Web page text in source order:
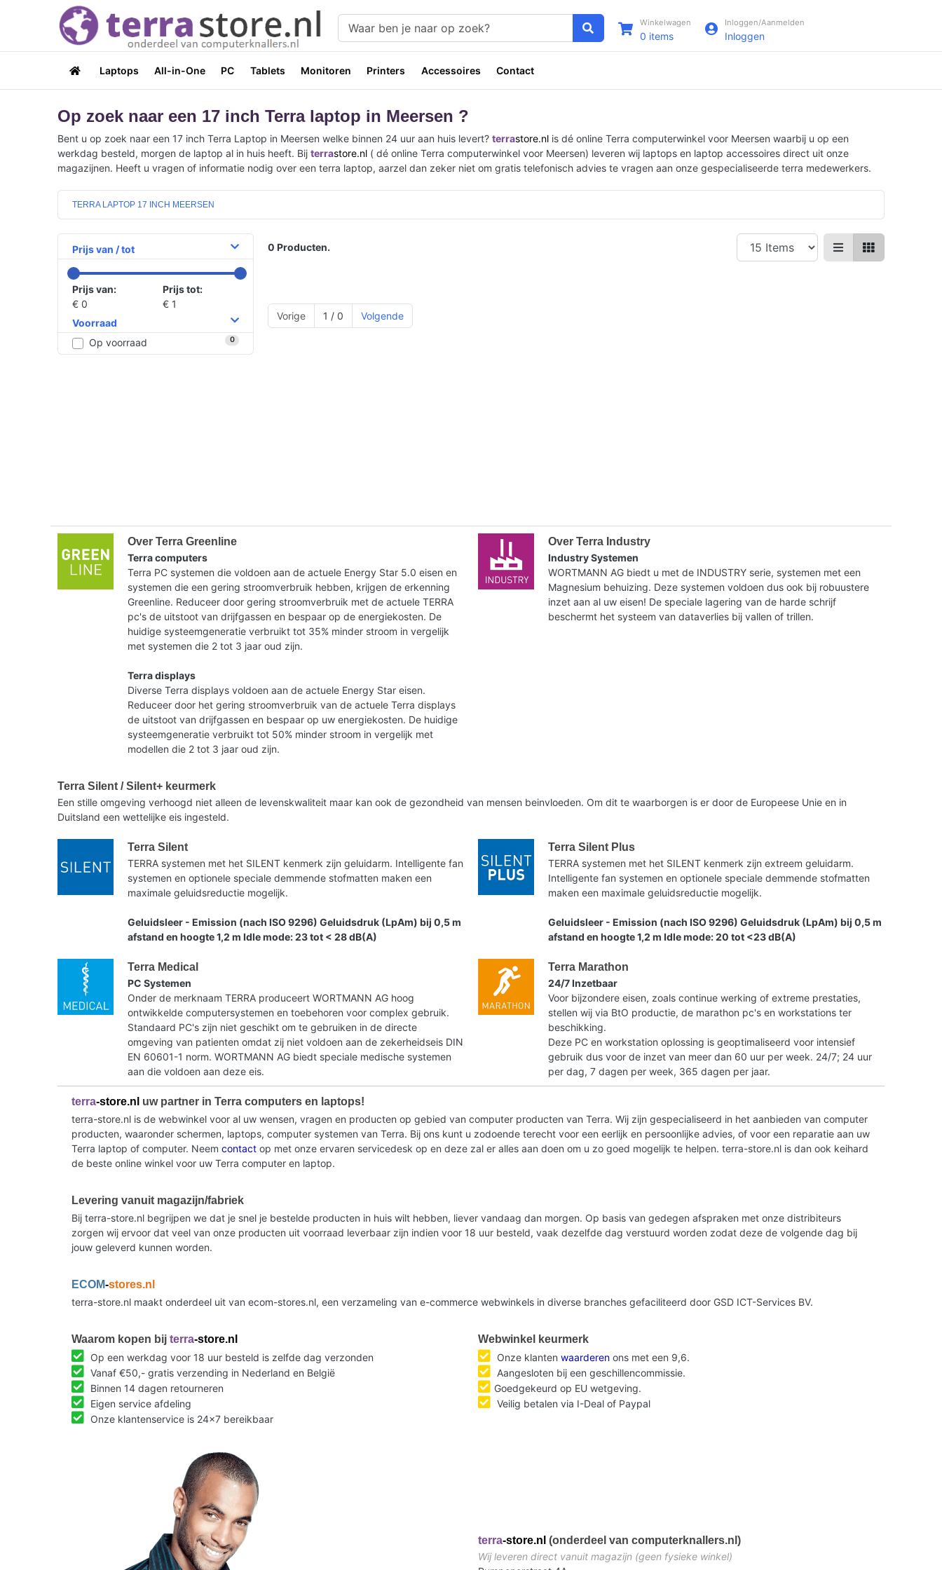
Winkelwagen
0 items
Inloggen/Aanmelden
Inloggen
Laptops All-in-One PC Tablets Monitoren Printers Accessoires Contact
Op zoek naar een 17 inch Terra laptop in Meersen ?
Bent u op zoek naar een 17 inch Terra Laptop in Meersen welke binnen 24 uur aan huis levert? terrastore.nl is dé online Terra computerwinkel voor Meersen waarbij u op een
werkdag besteld, morgen de laptop al in huis heeft. Bij terrastore.nl ( dé online Terra computerwinkel voor Meersen) leveren wij laptops en laptop accessoires direct uit onze
magazijnen. Heeft u vragen of informatie nodig over een terra laptop, aarzel dan zeker niet om gratis telefonisch advies te vragen aan onze gespecialiseerde terra medewerkers.
TERRA LAPTOP 17 INCH MEERSEN
Prijs van / tot
Prijs van:
€ 0
Prijs tot:
€ 1
Voorraad
Op voorraad
0
0 Producten.
Vorige 1 / 0 Volgende
Over Terra Greenline
Terra computers
Terra PC systemen die voldoen aan de actuele Energy Star 5.0 eisen en
systemen die een gering stroomverbruik hebben, krijgen de erkenning
Greenline. Reduceer door gering stroomverbruik met de actuele TERRA
pc's de uitstoot van drijfgassen en bespaar op de energiekosten. De
huidige systeemgeneratie verbruikt tot 35% minder stroom in vergelijk
met systemen die 2 tot 3 jaar oud zijn.
Terra displays
Diverse Terra displays voldoen aan de actuele Energy Star eisen.
Reduceer door het gering stroomverbruik van de actuele Terra displays
de uitstoot van drijfgassen en bespaar op uw energiekosten. De huidige
systeemgeneratie verbruikt tot 50% minder stroom in vergelijk met
modellen die 2 tot 3 jaar oud zijn.
Over Terra Industry
Industry Systemen
WORTMANN AG biedt u met de INDUSTRY serie, systemen met een
Magnesium behuizing. Deze systemen voldoen dus ook bij robuustere
inzet aan al uw eisen! De speciale lagering van de harde schrijf
beschermt het systeem van dataverlies bij vallen of trillen.
Terra Silent / Silent+ keurmerk
Een stille omgeving verhoogd niet alleen de levenskwaliteit maar kan ook de gezondheid van mensen beinvloeden. Om dit te waarborgen is er door de Europeese Unie en in
Duitsland een wettelijke eis ingesteld.
Terra Silent
TERRA systemen met het SILENT kenmerk zijn geluidarm. Intelligente fan
systemen en optionele speciale demmende stofmatten maken een
maximale geluidsreductie mogelijk.
Geluidsleer - Emission (nach ISO 9296) Geluidsdruk (LpAm) bij 0,5 m
afstand en hoogte 1,2 m Idle mode: 23 tot < 28 dB(A)
Terra Silent Plus
TERRA systemen met het SILENT kenmerk zijn extreem geluidarm.
Intelligente fan systemen en optionele speciale demmende stofmatten
maken een maximale geluidsreductie mogelijk.
Geluidsleer - Emission (nach ISO 9296) Geluidsdruk (LpAm) bij 0,5 m
afstand en hoogte 1,2 m Idle mode: 20 tot <23 dB(A)
Terra Medical
PC Systemen
Onder de merknaam TERRA produceert WORTMANN AG hoog
ontwikkelde computersystemen en toebehoren voor complex gebruik.
Standaard PC's zijn niet geschikt om te gebruiken in de directe
omgeving van patienten omdat zij niet voldoen aan de zekerheidseis DIN
EN 60601-1 norm. WORTMANN AG biedt speciale medische systemen
aan die voldoen aan deze eis.
Terra Marathon
24/7 Inzetbaar
Voor bijzondere eisen, zoals continue werking of extreme prestaties,
stellen wij via BtO productie, de marathon pc's en workstations ter
beschikking.
Deze PC en workstation oplossing is geoptimaliseerd voor intensief
gebruik dus voor de inzet van meer dan 60 uur per week. 24/7; 24 uur
per dag, 7 dagen per week, 365 dagen per jaar.
terra-store.nl uw partner in Terra computers en laptops!
terra-store.nl is de webwinkel voor al uw wensen, vragen en producten op gebied van computer producten van Terra. Wij zijn gespecialiseerd in het aanbieden van computer
producten, waaronder schermen, laptops, computer systemen van Terra. Bij ons kunt u zodoende terecht voor een eerlijk en persoonlijke advies, of voor een reparatie aan uw
Terra laptop of computer. Neem contact op met onze ervaren servicedesk op en deze zal er alles aan doen om u zo goed mogelijk te helpen. terra-store.nl is dan ook keihard
de beste online winkel voor uw Terra computer en laptop.
Levering vanuit magazijn/fabriek
Bij terra-store.nl begrijpen we dat je snel je bestelde producten in huis wilt hebben, liever vandaag dan morgen. Op basis van gedegen afspraken met onze distribiteurs
zorgen wij ervoor dat veel van onze producten uit voorraad leverbaar zijn indien voor 18 uur besteld, vaak dezelfde dag verstuurd worden zodat deze de volgende dag bij
jouw geleverd kunnen worden.
ECOM-stores.nl
terra-store.nl maakt onderdeel uit van ecom-stores.nl, een verzameling van e-commerce webwinkels in diverse branches gefaciliteerd door GSD ICT-Services BV.
Waarom kopen bij terra-store.nl
Op een werkdag voor 18 uur besteld is zelfde dag verzonden
Vanaf €50,- gratis verzending in Nederland en België
Binnen 14 dagen retourneren
Eigen service afdeling
Onze klantenservice is 24x7 bereikbaar
Webwinkel keurmerk
Onze klanten waarderen ons met een 9,6.
Aangesloten bij een geschillencommissie.
Goedgekeurd op EU wetgeving.
Veilig betalen via I-Deal of Paypal
terra-store.nl (onderdeel van computerknallers.nl)
Wij leveren direct vanuit magazijn (geen fysieke winkel)